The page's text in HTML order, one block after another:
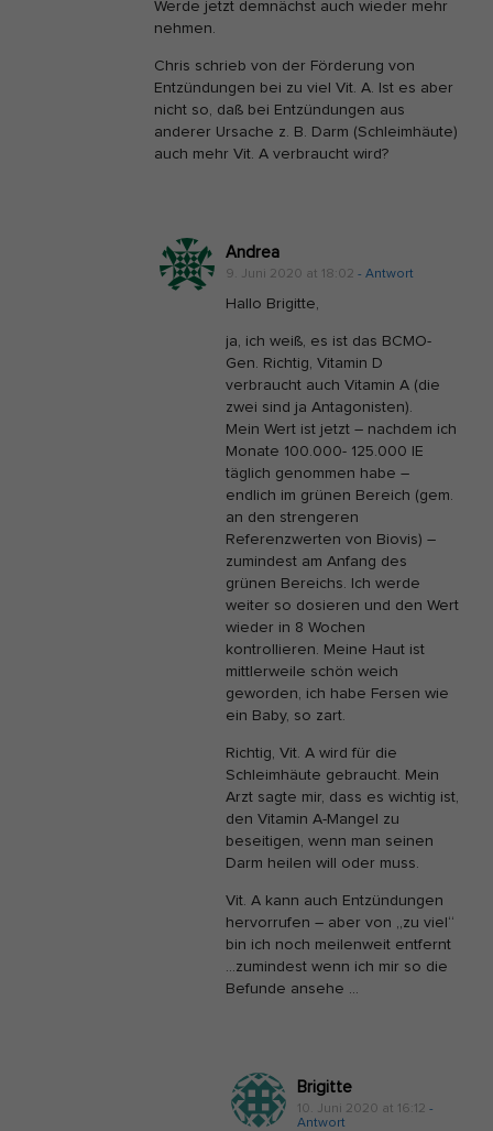
Werde jetzt demnächst auch wieder mehr
nehmen.
Chris schrieb von der Förderung von
Entzündungen bei zu viel Vit. A. Ist es aber
nicht so, daß bei Entzündungen aus
anderer Ursache z. B. Darm (Schleimhäute)
auch mehr Vit. A verbraucht wird?
Andrea
9. Juni 2020 at 18:02 - Antwort
Hallo Brigitte,
ja, ich weiß, es ist das BCMO-
Gen. Richtig, Vitamin D
verbraucht auch Vitamin A (die
zwei sind ja Antagonisten).
Mein Wert ist jetzt – nachdem ich
Monate 100.000- 125.000 IE
täglich genommen habe –
endlich im grünen Bereich (gem.
an den strengeren
Referenzwerten von Biovis) –
zumindest am Anfang des
grünen Bereichs. Ich werde
weiter so dosieren und den Wert
wieder in 8 Wochen
kontrollieren. Meine Haut ist
mittlerweile schön weich
geworden, ich habe Fersen wie
ein Baby, so zart.
Richtig, Vit. A wird für die
Schleimhäute gebraucht. Mein
Arzt sagte mir, dass es wichtig ist,
den Vitamin A-Mangel zu
beseitigen, wenn man seinen
Darm heilen will oder muss.
Vit. A kann auch Entzündungen
hervorrufen – aber von „zu viel“
bin ich noch meilenweit entfernt
…zumindest wenn ich mir so die
Befunde ansehe …
Brigitte
10. Juni 2020 at 16:12 -
Antwort